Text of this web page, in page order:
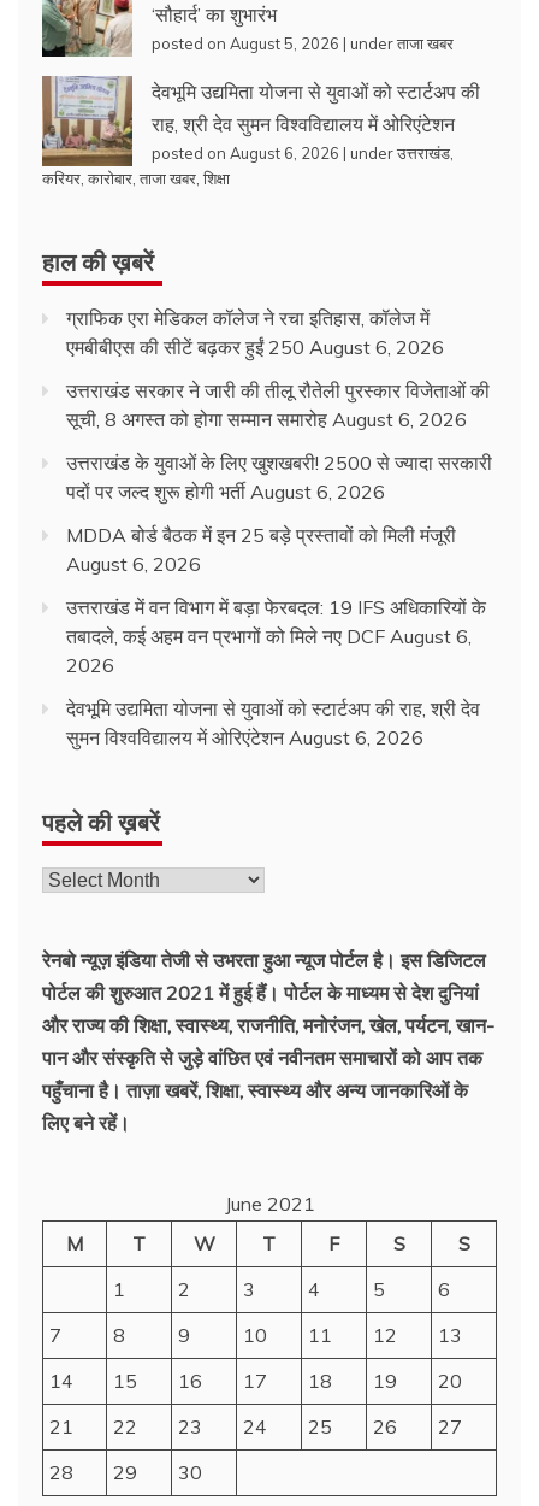
‘सौहार्द’ का शुभारंभ
posted on August 5, 2026 | underताजा खबर
देवभूमि उद्यमिता योजना से युवाओं को स्टार्टअप की
राह, श्री देव सुमन विश्वविद्यालय में ओरिएंटेशन
posted on August 6, 2026 | underउत्तराखंड
करियर कारोबार ताजा खबर शिक्षा
हाल की ख़बरें
ग्राफिक एरा मेडिकल कॉलेज ने रचा इतिहास, कॉलेज में
एमबीबीएस की सीटें बढ़कर हुईं 250 August 6, 2026
उत्तराखंड सरकार ने जारी की तीलू रौतेली पुरस्कार विजेताओं की
सूची, 8 अगस्त को होगा सम्मान समारोह August 6, 2026
उत्तराखंड के युवाओं के लिए खुशखबरी! 2500 से ज्यादा सरकारी
पदों पर जल्द शुरू होगी भर्ती August 6, 2026
MDDA बोर्ड बैठक में इन 25 बड़े प्रस्तावों को मिली मंजूरी
August 6, 2026
उत्तराखंड में वन विभाग में बड़ा फेरबदल: 19 IFS अधिकारियों के
तबादले, कई अहम वन प्रभागों को मिले नए DCF August 6,
2026
देवभूमि उद्यमिता योजना से युवाओं को स्टार्टअप की राह, श्री देव
सुमन विश्वविद्यालय में ओरिएंटेशन August 6, 2026
पहले की ख़बरें
रेनबो न्यूज़ इंडिया तेजी से उभरता हुआ न्‍यूज पोर्टल है। इस डिजिटल
पोर्टल की शुरुआत 2021 में हुई हैं। पोर्टल के माध्यम से देश दुनियां
और राज्य की शिक्षा, स्वास्थ्य, राजनीति, मनोरंजन, खेल, पर्यटन, खान-
पान और संस्कृति से जुड़े वांछित एवं नवीनतम समाचारों को आप तक
पहुँचाना है। ताज़ा खबरें, शिक्षा, स्वास्थ्य और अन्य जानकारिओं के
लिए बने रहें।
June 2021
M
T W T F S
S
1
2 3 4 5
6
7
8 9 10 11 12
13
14
15 16 17 18 19
20
21
22 23 24 25 26
27
28
29 30